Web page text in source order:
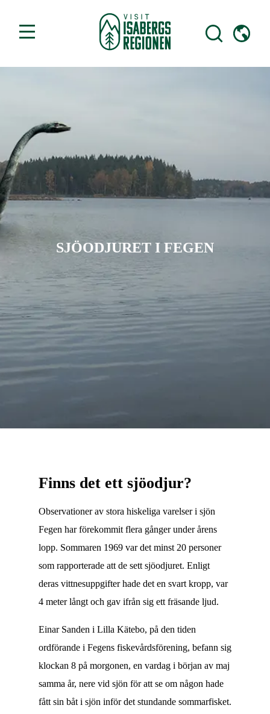
SJÖODJURET I FEGEN
Finns det ett sjöodjur?
Observationer av stora hiskeliga varelser i sjön
Fegen har förekommit flera gånger under årens
lopp. Sommaren 1969 var det minst 20 personer
som rapporterade att de sett sjöodjuret. Enligt
deras vittnesuppgifter hade det en svart kropp, var
4 meter långt och gav ifrån sig ett fräsande ljud.
Einar Sanden i Lilla Kätebo, på den tiden
ordförande i Fegens fiskevårdsförening, befann sig
klockan 8 på morgonen, en vardag i början av maj
samma år, nere vid sjön för att se om någon hade
fått sin båt i sjön inför det stundande sommarfisket.